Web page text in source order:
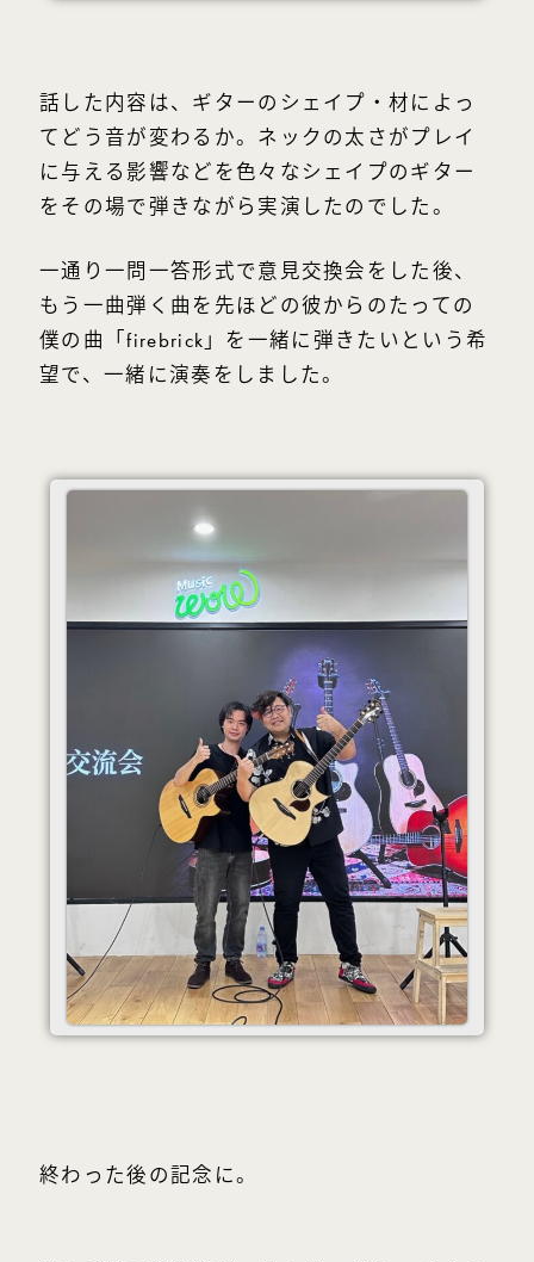
話した内容は、ギターのシェイプ・材によっ
てどう音が変わるか。ネックの太さがプレイ
に与える影響などを色々なシェイプのギター
をその場で弾きながら実演したのでした。
一通り一問一答形式で意見交換会をした後、
もう一曲弾く曲を先ほどの彼からのたっての
僕の曲「firebrick」を一緒に弾きたいという希
望で、一緒に演奏をしました。
終わった後の記念に。